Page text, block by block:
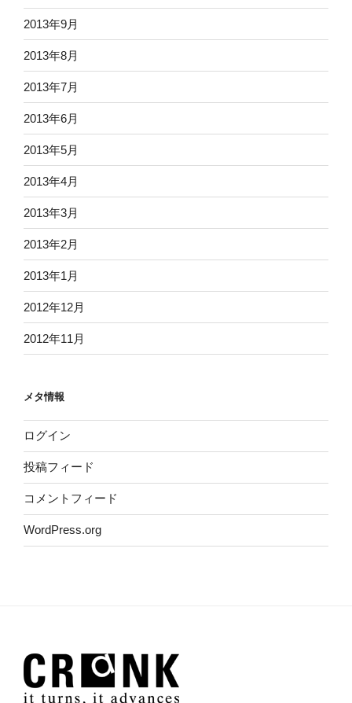
2013年9月
2013年8月
2013年7月
2013年6月
2013年5月
2013年4月
2013年3月
2013年2月
2013年1月
2012年12月
2012年11月
メタ情報
ログイン
投稿フィード
コメントフィード
WordPress.org